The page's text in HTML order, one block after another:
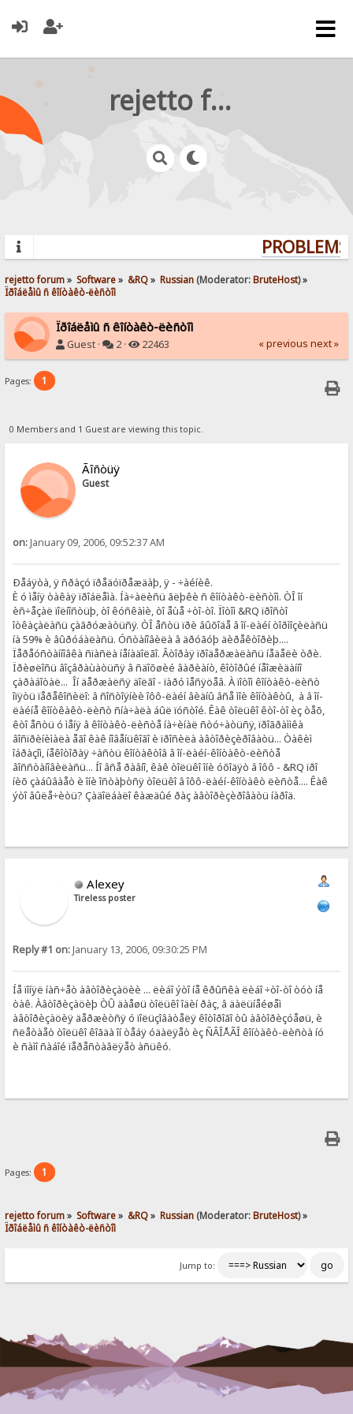
rejetto forum
rejetto forum» Software» &RQ» Russian (Moderator:BruteHost) »
Ïðîáëåìû ñ êîíòàêò-ëèñòîì
Ïðîáëåìû ñ êîíòàêò-ëèñòîì
Guest · 2 · 22463 « previous next »
Pages: 1
0 Members and 1 Guest are viewing this topic.
Ãîñòüÿ
Guest
on:January 09, 2006, 09:52:37 AM
Ðåáÿòà, ÿ ñðàçó ïðåäóïðåæäàþ, ÿ - ÷àéíèê.
È ó ìåíÿ òàêàÿ ïðîáëåìà. Íà÷àëèñü ãëþêè ñ êîíòàêò-ëèñòîì. ÒÎ îí
èñ÷åçàë ïîëíîñòüþ, òî êóñêàìè, òî åùå ÷òî-òî. Ïîòîì &RQ ïðîñòî
îòêàçàëàñü çàãðóæàòüñÿ. ÒÎ åñòü ïðè âûõîäå â îí-ëàéí òîðìîçèëàñü
íà 59% è âûðóáàëàñü. Óñòàíîâèëà â äðóãóþ äèðåêòîðèþ....
Ïåðåóñòàííîâêà ñïàñëà íåíàäîëãî. Âòîðàÿ ïðîäåðæàëàñü íåäåëè òðè.
Ïðèøëîñü âîçâðàùàòüñÿ â ñäîõøèé âàðèàíò, êîòîðûé íåîæèäàííî
çàðàáîòàë... Îí äåðæàëñÿ äîëãî - ïàðó ìåñÿöåâ. À ïîòîì êîíòàêò-ëèñò
îïÿòü ïåðåêîñèëî: â ñîñòîÿíèè îôô-ëàéí âèäíû âñå ìîè êîíòàêòû, à â îí-
ëàéíå êîíòêàêò-ëèñò ñíà÷àëà áûë ïóñòîé. Êàê òîëüêî êòî-òî èç òåõ,
êòî åñòü ó ìåíÿ â êîíòàêò-ëèñòå íà÷èíàë ñòó÷àòüñÿ, ïðîãðàììêà
âîñïðèíèìàëà åãî êàê íîâåíüêîãî è ïðîñèëà àâòîðèçèðîâàòü... Òàêèì
îáðàçîì, íåêîòîðàÿ ÷àñòü êîíòàêòîâ â îí-ëàéí-êîíòàêò-ëèñòå
âîññòàíîâèëàñü... Íî âñå ðàâíî, êàê òîëüêî îíè óõîäÿò â îôô - &RQ ïðî
íèõ çàáûâàåò è îíè îñòàþòñÿ òîëüêî â îôô-ëàéí-êîíòàêò ëèñòå.... Êàê
ýòî âûëå÷èòü? Çàäîëáàëî êàæäûé ðàç àâòîðèçèðîâàòü íàðîä.
Alexey
Tireless poster
Reply #1 on:January 13, 2006, 09:30:25 PM
Íå ïîíÿë íàñ÷åò àâòîðèçàöèè ... ëèáî ýòî íå êðûñêà ëèáî ÷òî-òî òóò íå
òàê. Àâòîðèçàöèþ ÒÛ äàåøü òîëüêî îäèí ðàç, â äàëüíåéøåì
àâòîðèçàöèÿ äåðæèòñÿ ó ïîëüçîâàòåëÿ êîòîðîãî òû àâòîðèçóåøü, è
ñëåòàåò òîëüêî êîãäà îí òåáÿ óäàëÿåò èç ÑÂÎÅÃÎ êîíòàêò-ëèñòà íó
è ñàìî ñàáîé ïåðåñòàâëÿåò àñüêó.
Pages: 1
rejetto forum» Software» &RQ» Russian (Moderator:BruteHost) »
Ïðîáëåìû ñ êîíòàêò-ëèñòîì
Jump to: